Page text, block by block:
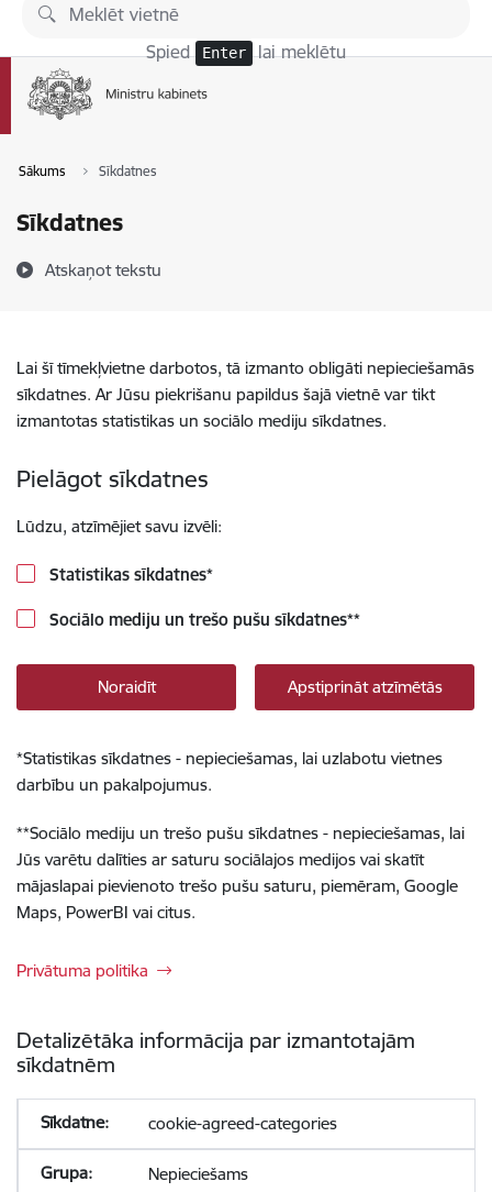
Pāriet uz lapas saturu
Spied Enter lai meklētu
Sākums Sīkdatnes
Sīkdatnes
Atskaņot tekstu
Lai šī tīmekļvietne darbotos, tā izmanto obligāti nepieciešamās
sīkdatnes. Ar Jūsu piekrišanu papildus šajā vietnē var tikt
izmantotas statistikas un sociālo mediju sīkdatnes.
Pielāgot sīkdatnes
Lūdzu, atzīmējiet savu izvēli:
Statistikas sīkdatnes*
Sociālo mediju un trešo pušu sīkdatnes**
Noraidīt Apstiprināt atzīmētās
*Statistikas sīkdatnes - nepieciešamas, lai uzlabotu vietnes
darbību un pakalpojumus.
**Sociālo mediju un trešo pušu sīkdatnes - nepieciešamas, lai
Jūs varētu dalīties ar saturu sociālajos medijos vai skatīt
mājaslapai pievienoto trešo pušu saturu, piemēram, Google
Maps, PowerBI vai citus.
Privātuma politika
Detalizētāka informācija par izmantotajām
sīkdatnēm
cookie-agreed-categories
Nepieciešams